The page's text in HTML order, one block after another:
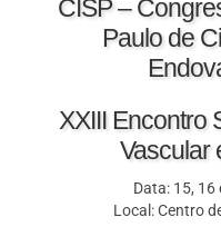
CISP –
Paulo de
XXIII Encontro
Vascular
Data: 15, 16
Local: Centro